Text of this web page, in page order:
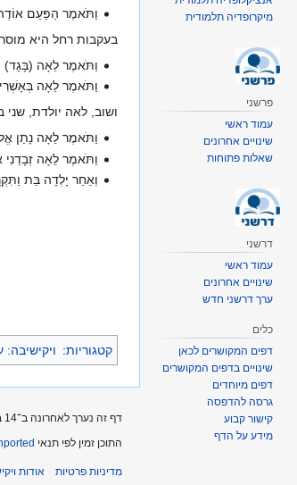
וַתֹּאמֶר הַפַּעַם
בעקבות רחל היא
וַתֹּאמֶר לֵאָה
וַתֹּאמֶר לֵאָה
ושוב, לאה יולדת, שני
וַתֹּאמֶר לֵאָה נָתַן
וַתֹּאמֶר לֵאָה זְבָדַנִי
וְאַחַר יָלְדָה בַּת
קטגוריות:
מיקרופדיה תלמודית
פרשני
עמוד ראשי
שינויים אחרונים
שאלות פתוחות
דרשני
עמוד ראשי
שינויים אחרונים
ערך דרשני חדש
כלים
דפים המקושרים לכאן
שינויים בדפים המקושרים
דפים מיוחדים
גרסה להדפסה
קישור קבוע
מידע על הדף
דף זה נערך לאחרונה ב־14 באפריל 2015, בשעה 08:06.
התוכן זמין לפי תנאי
מדיניות פרטיות אודות